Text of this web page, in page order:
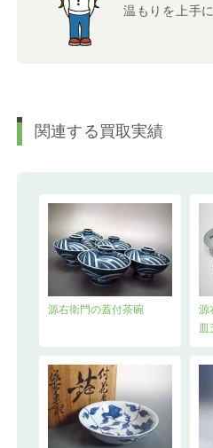
温もりを上手
関連する買取実績
源右衛門の蓋付茶碗
源